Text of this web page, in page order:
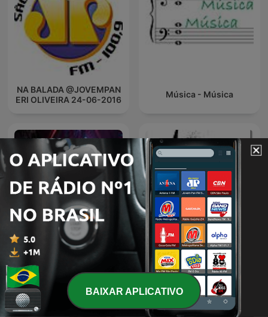
NA BALADA @JOVEMPAN
ERI OLIVEIRA 24-06-2016
Música - Música
Plastik Funk - Funk You
DJ
BAIXAR APLICATIVO